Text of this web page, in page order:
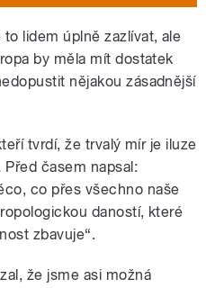
lidem úplně zazlívat, ale
by měla mít dostatek
nějakou zásadnější
tvrdí, že trvalý mír je iluze
časem napsal:
co přes všechno naše
daností, které
zbavuje“.
že jsme asi možná